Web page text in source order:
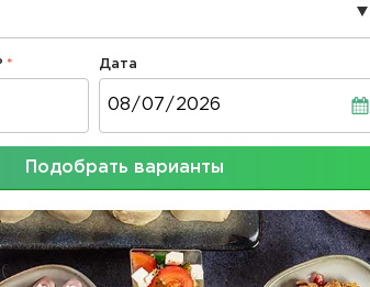
Дата
Подобрать варианты